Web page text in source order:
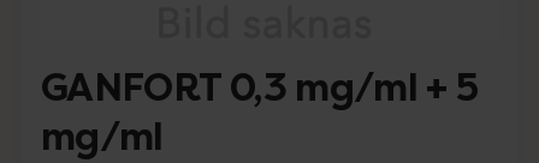
GANFORT 0,3 mg/ml + 5
mg/ml